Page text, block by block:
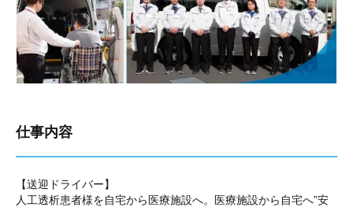
仕事内容
【送迎ドライバー】
人工透析患者様を自宅から医療施設へ。医療施設から自宅へ”安